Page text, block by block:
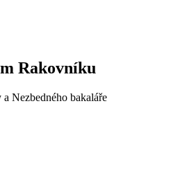
Rakovníku
Nezbedného bakaláře